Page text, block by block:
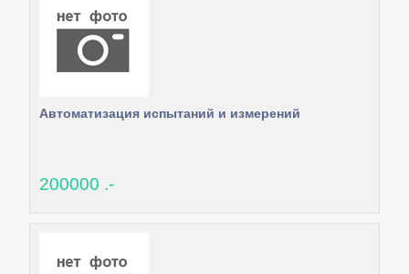
Автоматизация испытаний и измерений
200000 .-